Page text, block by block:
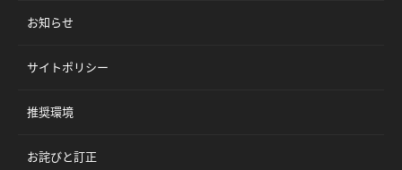
お知らせ
サイトポリシー
推奨環境
お詫びと訂正